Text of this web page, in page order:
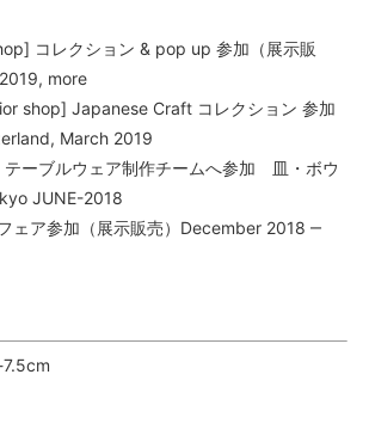
コレクション & pop up 参加（展示販
more
shop] Japanese Craft コレクション 参加
March 2019
ーブルウェア制作チームへ参加 皿・ボウ
JUNE-2018
ェア参加（展示販売）December 2018 ‒